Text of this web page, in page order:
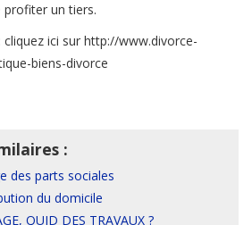
un tiers.
cliquez ici sur http://www.divorce-
biens-divorce
:
des parts sociales
du domicile
QUID DES TRAVAUX ?